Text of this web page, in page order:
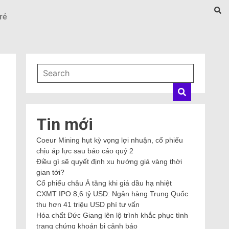
Tin mới
Coeur Mining hụt kỳ vọng lợi nhuận, cổ phiếu
chịu áp lực sau báo cáo quý 2
Điều gì sẽ quyết định xu hướng giá vàng thời
gian tới?
Cổ phiếu châu Á tăng khi giá dầu hạ nhiệt
CXMT IPO 8,6 tỷ USD: Ngân hàng Trung Quốc
thu hơn 41 triệu USD phí tư vấn
Hóa chất Đức Giang lên lộ trình khắc phục tình
trạng chứng khoán bị cảnh báo